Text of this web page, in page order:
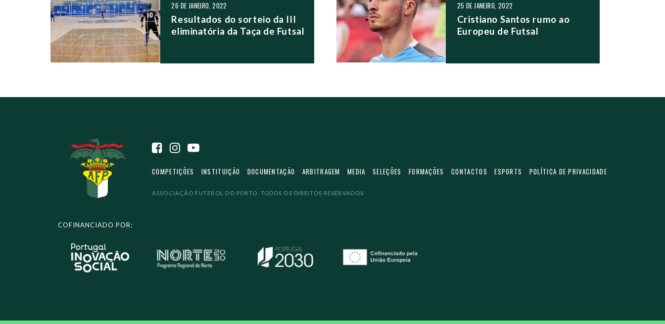
26 DE JANEIRO, 2022
Resultados do sorteio da III
eliminatória da Taça de Futsal
25 DE JANEIRO, 2022
Cristiano Santos rumo ao
Europeu de Futsal
COMPETIÇÕES INSTITUIÇÃO DOCUMENTAÇÃO ARBITRAGEM MEDIA SELEÇÕES FORMAÇÕES CONTACTOS ESPORTS POLÍTICA DE PRIVACIDADE
ASSOCIAÇÃO FUTEBOL DO PORTO. TODOS OS DIREITOS RESERVADOS
COFINANCIADO POR: